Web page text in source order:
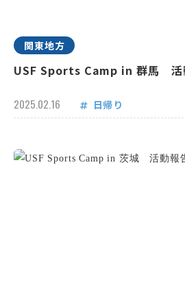
関東地方
USF Sports Camp in 群馬 活
2025.02.16 日帰り